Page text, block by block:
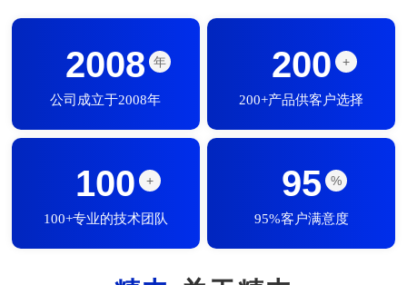
2008 年
公司成立于2008年
200 +
200+产品供客户选择
100 +
100+专业的技术团队
95 %
95%客户满意度